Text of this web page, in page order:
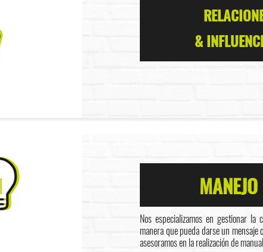
&
Nos especializamos en gestionar la
manera que pueda darse un mensaje
asesoramos en la realización de